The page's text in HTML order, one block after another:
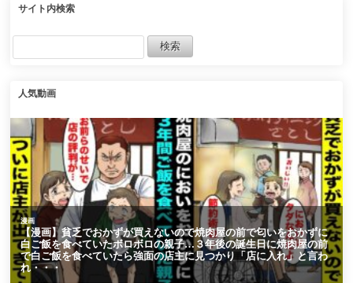
サイト内検索
人気動画